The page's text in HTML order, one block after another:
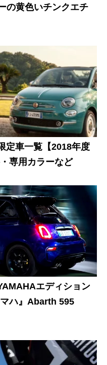
の黄色いチンクエチ
定車一覧【2018年度
専用カラーなど
エディション
マハ』Abarth 595